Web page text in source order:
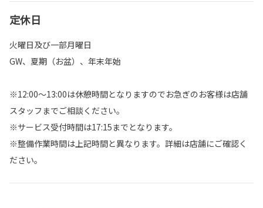
定休日
火曜日及び一部月曜日
GW、夏期（お盆）、年末年始
※12:00～13:00は休憩時間となりますのでお急ぎのお客様は店舗
スタッフまでご相談ください。
※サービス受付時間は17:15までとなります。
※整備作業時間は上記時間と異なります。詳細は店舗にご確認く
ださい。